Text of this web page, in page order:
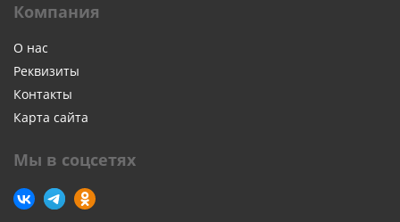
Компания
О нас
Реквизиты
Контакты
Карта сайта
Мы в соцсетях